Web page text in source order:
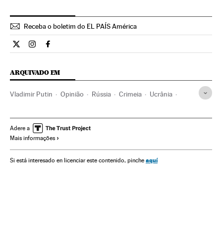
Receba o boletim do EL PAÍS América
Internacional El País Brasil en Twitter
Internacional El País Brasil en Instagram
Internacional El País Brasil en Facebook
ARQUIVADO EM
Vladimir Putin Opinião Rússia Crimeia Ucrânia
Europa América Washington D.C.
Adere a
Mais informações
Si está interesado en licenciar este contenido, pinche aquí